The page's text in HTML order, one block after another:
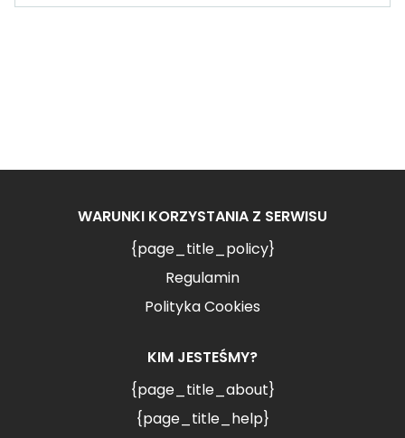
WARUNKI KORZYSTANIA Z SERWISU
{page_title_policy}
Regulamin
Polityka Cookies
KIM JESTEŚMY?
{page_title_about}
{page_title_help}